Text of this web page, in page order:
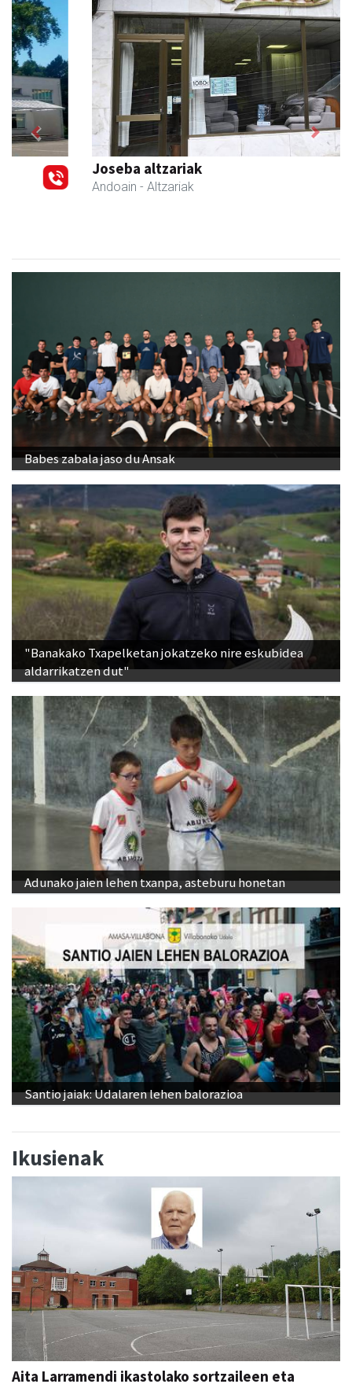
Joseba altzariak
Andoain - Altzariak
Previous Next
Babes zabala jaso du Ansak
"Banakako Txapelketan jokatzeko nire eskubidea
aldarrikatzen dut"
Adunako jaien lehen txanpa, asteburu honetan
Santio jaiak: Udalaren lehen balorazioa
Ikusienak
Aita Larramendi ikastolako sortzaileen eta